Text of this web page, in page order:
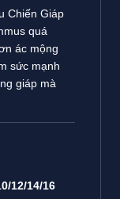
Chiến Giáp
quá
ác mộng
sức mạnh
giáp mà
12/14/16